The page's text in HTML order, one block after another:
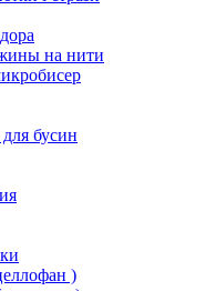
на нити
бусин
)